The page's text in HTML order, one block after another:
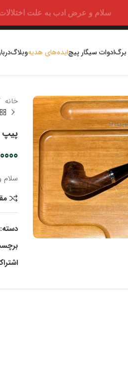
سلام و عرض ادب به علت اختلالات تا اطلاع
برگادوات سیگار پیچایده‌های هدیهوبلاگ
خانه
پیپ
دسته: